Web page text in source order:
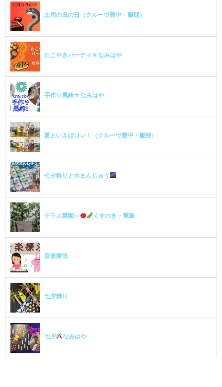
土用の丑の日（クルーヴ豊中・服部）
たこやきパーティ☆なみはや
手作り風鈴☆なみはや
夏といえばコレ！（クルーヴ豊中・服部）
七夕飾りと水まんじゅう
テラス菜園～ くすのき・萱島
音楽療法
七夕飾り
七夕 なみはや